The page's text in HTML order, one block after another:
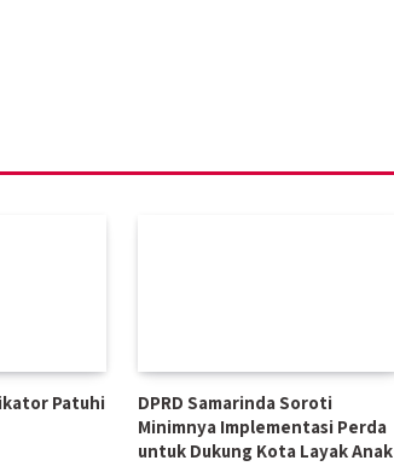
Patuhi
DPRD Samarinda Soroti
Minimnya Implementasi Perda
untuk Dukung Kota Layak Anak